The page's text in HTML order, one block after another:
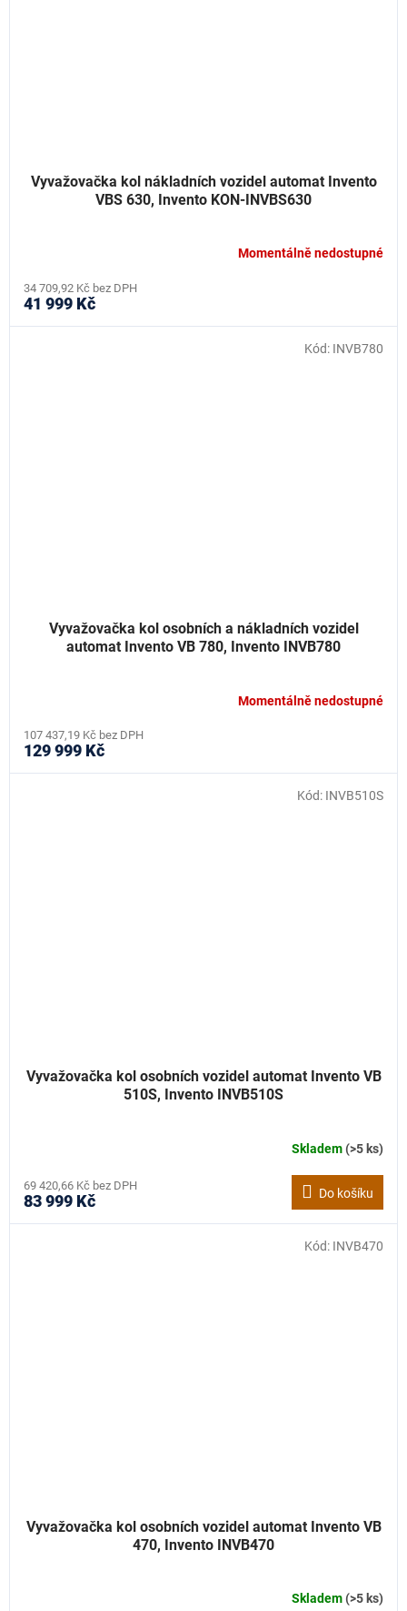
Vyvažovačka kol nákladních vozidel automat Invento
VBS 630, Invento KON-INVBS630
Momentálně nedostupné
34 709,92 Kč bez DPH
41 999 Kč
Vyvažovačka kol osobních a nákladních vozidel
automat Invento VB 780, Invento INVB780
Momentálně nedostupné
107 437,19 Kč bez DPH
129 999 Kč
Kód: INVB780
Vyvažovačka kol osobních vozidel automat Invento VB
510S, Invento INVB510S
Skladem(>5 ks)
69 420,66 Kč bez DPH
83 999 Kč Do košíku
Kód: INVB510S
Vyvažovačka kol osobních vozidel automat Invento VB
470, Invento INVB470
Skladem(>5 ks)
Kód: INVB470